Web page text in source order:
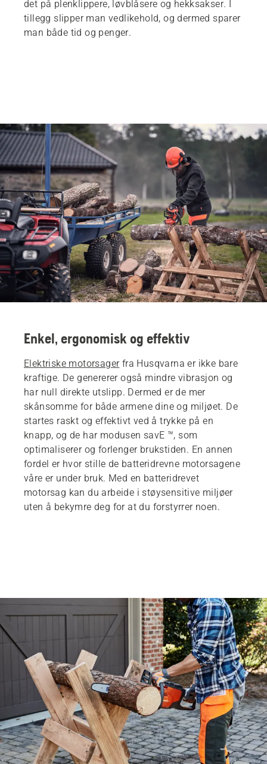
det på plenklippere, løvblåsere og hekksakser. I
tillegg slipper man vedlikehold, og dermed sparer
man både tid og penger.
Enkel, ergonomisk og effektiv
Elektriske motorsagerfra Husqvarna er ikke bare
kraftige. De genererer også mindre vibrasjon og
har null direkte utslipp. Dermed er de mer
skånsomme for både armene dine og miljøet. De
startes raskt og effektivt ved å trykke på en
knapp, og de har modusen savE ™, som
optimaliserer og forlenger brukstiden. En annen
fordel er hvor stille de batteridrevne motorsagene
våre er under bruk. Med en batteridrevet
motorsag kan du arbeide i støysensitive miljøer
uten å bekymre deg for at du forstyrrer noen.